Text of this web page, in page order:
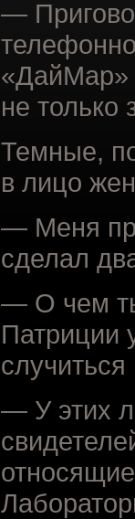
—
«ДайМар»
не только
Темные,
в лицо
— Меня
сделал
— О чем
Патриции
случиться
— У этих